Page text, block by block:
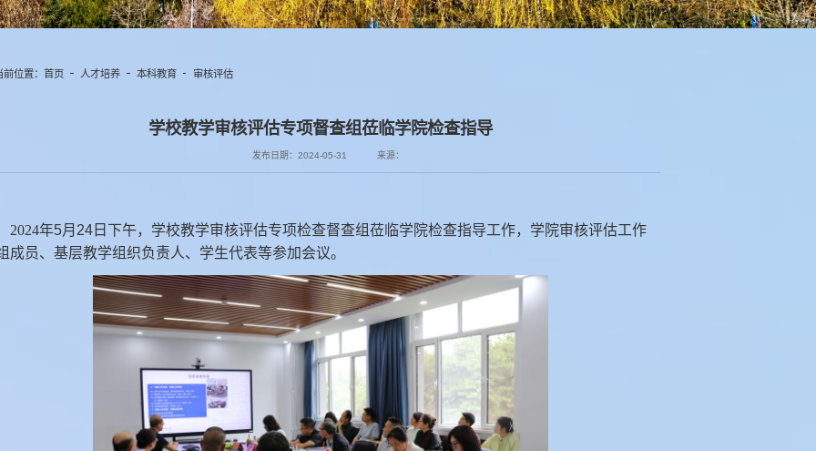
前位置：首页 人才培养 本科教育 审核评估
学校教学审核评估专项督查组莅临学院检查指导
发布日期：2024-05-31 来源：
2024年5月 24 日下午，学校教学审核评估专项检查督查组莅临学院检查指导工作，学院审核评估工作
成员、基层教学组织负责人、学生代表等参加会议。